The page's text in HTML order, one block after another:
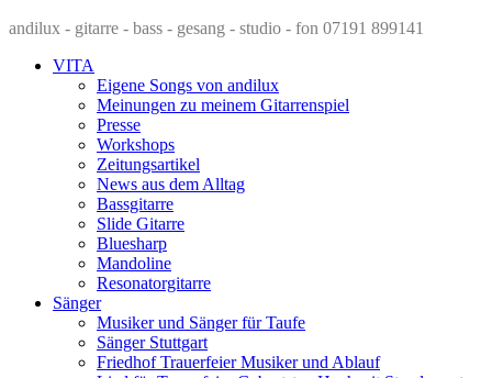
andilux - gitarre - bass - gesang - studio - fon 07191 899141
VITA
Eigene Songs von andilux
Meinungen zu meinem Gitarrenspiel
Presse
Workshops
Zeitungsartikel
News aus dem Alltag
Bassgitarre
Slide Gitarre
Bluesharp
Mandoline
Resonatorgitarre
Sänger
Musiker und Sänger für Taufe
Sänger Stuttgart
Friedhof Trauerfeier Musiker und Ablauf